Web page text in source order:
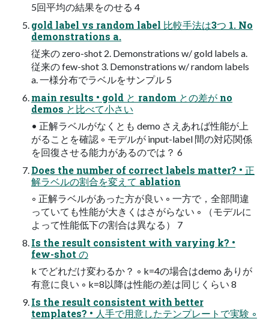
5回平均の結果をのせる 4
gold label vs random label 比較手法は3つ 1. No
demonstrations a.
従来の zero-shot 2. Demonstrations w/ gold labels a.
従来の few-shot 3. Demonstrations w/ random labels
a. 一様分布でラベルをサンプル 5
main results • gold と random との差が no
demos と比べて小さい
• 正解ラベルがなくとも demo さえあれば性能が上
がることを確認 ◦ モデルが input-label 間の対応関係
を回復させる能力があるのでは？ 6
Does the number of correct labels matter? • 正
解ラベルの割合を変えて ablation
◦ 正解ラベルがあった方が良い ◦ 一方で，全部間違
っていても性能が大きくはさがらない ◦ （モデルに
よって性能低下の割合は異なる） 7
Is the result consistent with varying k? •
few-shot の
k でどれだけ変わるか？ ◦ k=4の場合はdemo ありが
有意に良い ◦ k=8以降は性能の差は同じくらい 8
Is the result consistent with better
templates? • 人手で用意したテンプレートで実験 ◦